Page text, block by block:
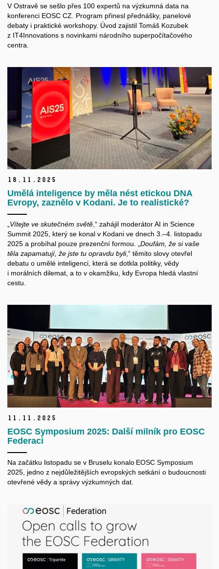
V Ostravě se sešlo přes 100 expertů na výzkumná data na
konferenci EOSC CZ. Program přinesl přednášky, panelové
debaty i praktické workshopy. Úvod zajistil Tomáš Kozubek
z IT4Innovations s novinkami národního superpočítačového
centra.
18. 11. 2025
Umělá inteligence by měla nést etickou DNA
Evropy, zaznělo v Kodani. Je to realistické?
Vítejte ve skutečném světě ,“ zahájil moderátor AI in Science
Summit 2025, který se konal v Kodani ve dnech 3.–4. listopadu
2025 a probíhal pouze prezenční formou. „ Doufám, že si vaše
těla zapamatují, že jste tu opravdu byli,“ těmito slovy otevřel
debatu o umělé inteligenci, která se dotkla politiky, vědy
i morálních dilemat, a to v okamžiku, kdy Evropa hledá vlastní
cestu.
11. 11. 2025
EOSC Symposium 2025: Další milník pro EOSC
Federaci
Na začátku listopadu se v Bruselu konalo EOSC Symposium
2025, jedno z nejdůležitějších evropských setkání o budoucnosti
otevřené vědy a správy výzkumných dat.